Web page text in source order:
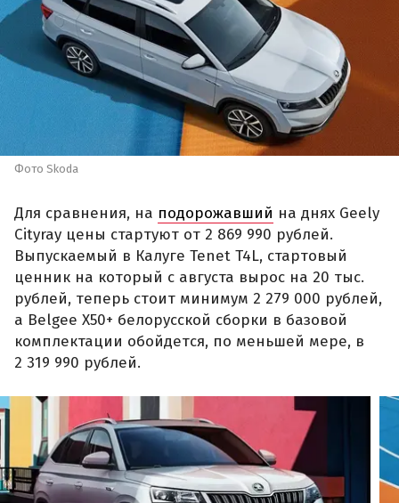
Фото Skoda
Для сравнения, на подорожавший на днях Geely
Cityray цены стартуют от 2 869 990 рублей.
Выпускаемый в Калуге Tenet T4L, стартовый
ценник на который с августа вырос на 20 тыс.
рублей, теперь стоит минимум 2 279 000 рублей,
а Belgee X50+ белорусской сборки в базовой
комплектации обойдется, по меньшей мере, в
2 319 990 рублей.